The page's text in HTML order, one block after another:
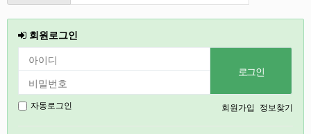
인천
2026
강릉
회원로그인
자동로그인 회원가입 정보찾기